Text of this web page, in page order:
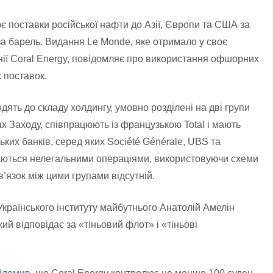
поставки російської нафти до Азії, Європи та США за
барель. Видання Le Monde, яке отримало у своє
Coral Energy, повідомляє про використання офшорних
поставок.
до складу холдингу, умовно розділені на дві групи
Заходу, співпрацюють із французькою Total і мають
банків, серед яких Société Générale, UBS та
нелегальними операціями, використовуючи схеми
між цими групами відсутній.
інституту майбутнього Анатолій Амелін
за «тіньовий флот» і «тіньові